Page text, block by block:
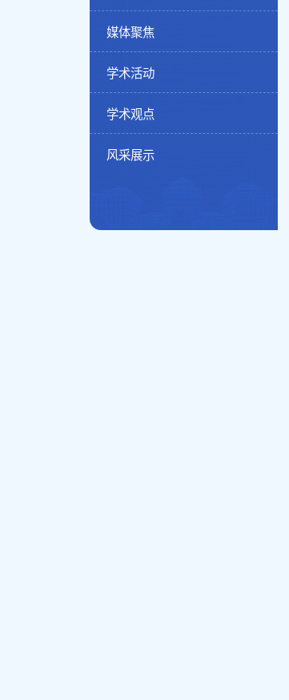
媒体聚焦
学术活动
学术观点
风采展示